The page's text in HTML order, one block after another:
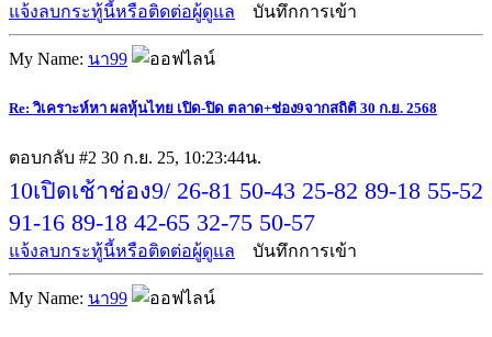
แจ้งลบกระทู้นี้หรือติดต่อผู้ดูแล บันทึกการเข้า
My Name: นา99
Re: วิเคราะห์หา ผลหุ้นไทย เปิด-ปิด ตลาด+ช่อง9จากสถิติ 30 ก.ย. 2568
ตอบกลับ #2 30 ก.ย. 25, 10:23:44น.
10เปิดเช้าช่อง9/ 26-81 50-43 25-82 89-18 55-52
91-16 89-18 42-65 32-75 50-57
แจ้งลบกระทู้นี้หรือติดต่อผู้ดูแล บันทึกการเข้า
My Name: นา99